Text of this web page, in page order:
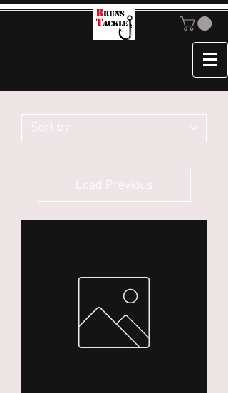
Load Previous